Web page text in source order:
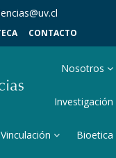
CONTACTO
Nosotros
Investigación
Vinculación Bioetica